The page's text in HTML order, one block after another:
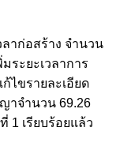
ลาก่อสร้าง จำนวน
ระยะเวลาการ
ไขรายละเอียด
าจำนวน 69.26
1 เรียบร้อยแล้ว